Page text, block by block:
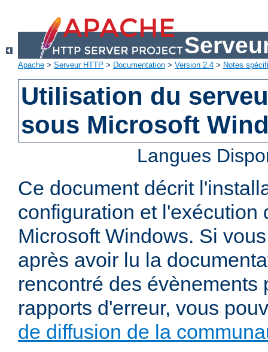
Apache > Serveur HTTP > Documentation > Version 2.4 > Notes
Utilisation du
sous Microsoft
Langues
Ce document décrit
configuration et l'exécution
Microsoft Windows. Si
après avoir lu la
rencontré des évènements
rapports d'erreur, vous
de diffusion de la